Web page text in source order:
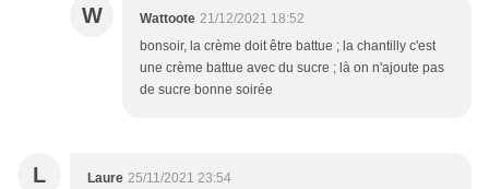
W Wattoote 21/12/2021 18:52
bonsoir, la crème doit être battue ; la chantilly c'est
une crème battue avec du sucre ; là on n'ajoute pas
de sucre bonne soirée
L Laure 25/11/2021 23:54